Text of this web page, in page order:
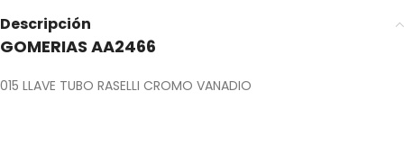
Descripción
GOMERIAS AA2466
015 LLAVE TUBO RASELLI CROMO VANADIO